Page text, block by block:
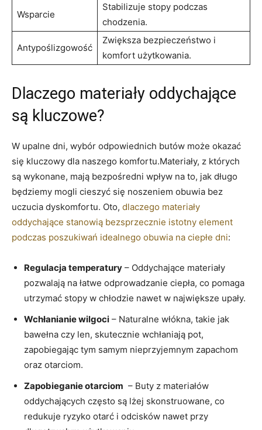
Wsparcie
Stabilizuje stopy podczas
⁣chodzenia.
Antypoślizgowość
Zwiększa bezpieczeństwo i
komfort użytkowania.
Dlaczego materiały oddychające
są ​kluczowe?
W upalne ⁢dni, wybór odpowiednich butów może ⁣okazać
się kluczowy dla‍ naszego komfortu.Materiały, ‍z⁣ których
są wykonane, mają bezpośredni wpływ ‍na to, jak długo
będziemy mogli cieszyć się noszeniem obuwia bez ​
uczucia dyskomfortu. Oto, dlaczego materiały
oddychające stanowią bezsprzecznie istotny element
podczas poszukiwań‌ idealnego obuwia ‍na ciepłe dni:
Regulacja temperatury – ​Oddychające ⁤materiały
pozwalają na ‍łatwe odprowadzanie ciepła, co pomaga
‍utrzymać ⁣stopy w chłodzie nawet ‍w największe upały.
Wchłanianie wilgoci – Naturalne włókna, takie​ jak
bawełna czy len, skutecznie wchłaniają⁤ pot,
zapobiegając⁣ tym samym ‌nieprzyjemnym zapachom
‍oraz otarciom.
Zapobieganie otarciom ​ – Buty z materiałów
oddychających często⁢ są lżej skonstruowane, co
redukuje ryzyko otarć i odcisków nawet przy